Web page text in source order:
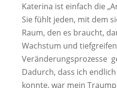
Katerina ist einfach die
Sie fühlt jeden, mit dem
Raum, den es braucht,
Wachstum und
Veränderungsprozesse
Dadurch, dass ich
konnte, war mein